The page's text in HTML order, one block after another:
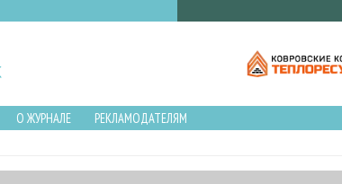
О ЖУРНАЛЕ
РЕКЛАМОДАТЕЛЯМ